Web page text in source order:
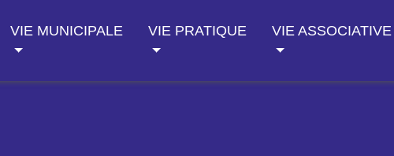
VIE MUNICIPALE VIE PRATIQUE VIE ASSOCIATIVE